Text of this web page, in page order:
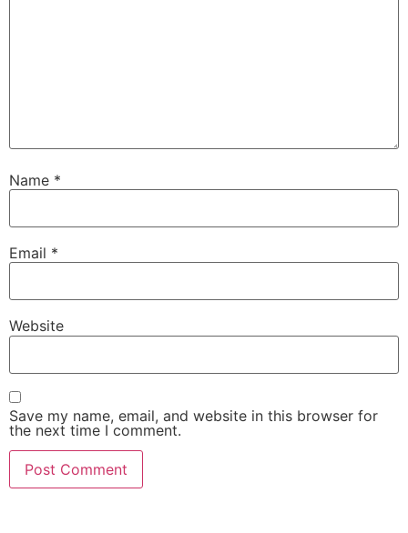
Name *
Email *
Website
Save my name, email, and website in this browser for
the next time I comment.